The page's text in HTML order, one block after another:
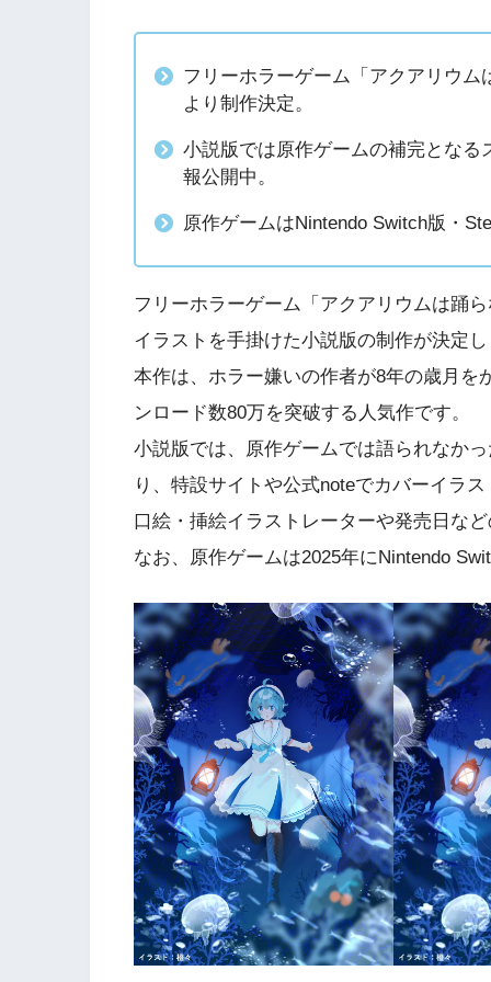
フリーホラーゲーム「アクアリウ
より制作決定。
小説版では原作ゲームの補完とな
報公開中。
原作ゲームはNintendo Switch版・
フリーホラーゲーム「アクアリウムは踊
イラストを手掛けた小説版の制作が決定
本作は、ホラー嫌いの作者が8年の歳月を
ンロード数80万を突破する人気作です。
小説版では、原作ゲームでは語られなか
り、特設サイトや公式noteでカバーイラ
口絵・挿絵イラストレーターや発売日な
なお、原作ゲームは2025年にNintendo